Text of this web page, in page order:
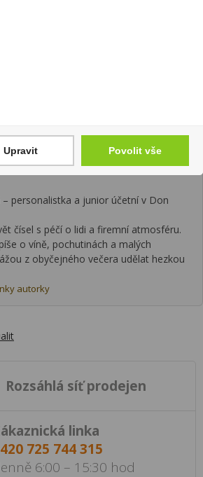
– personalistka a junior účetní v Don
čísel s péčí o lidi a firemní atmosféru.
o víně, pochutinách a malých
z obyčejného večera udělat hezkou
autorky
Rozsáhlá síť prodejen
linka
725 744 315
6:00 – 15:30 hod
Upravit Povolit vše